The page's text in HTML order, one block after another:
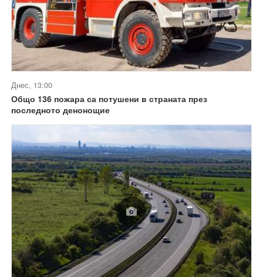
Днес, 13:00
Общо 136 пожара са потушени в страната през
последното денонощие